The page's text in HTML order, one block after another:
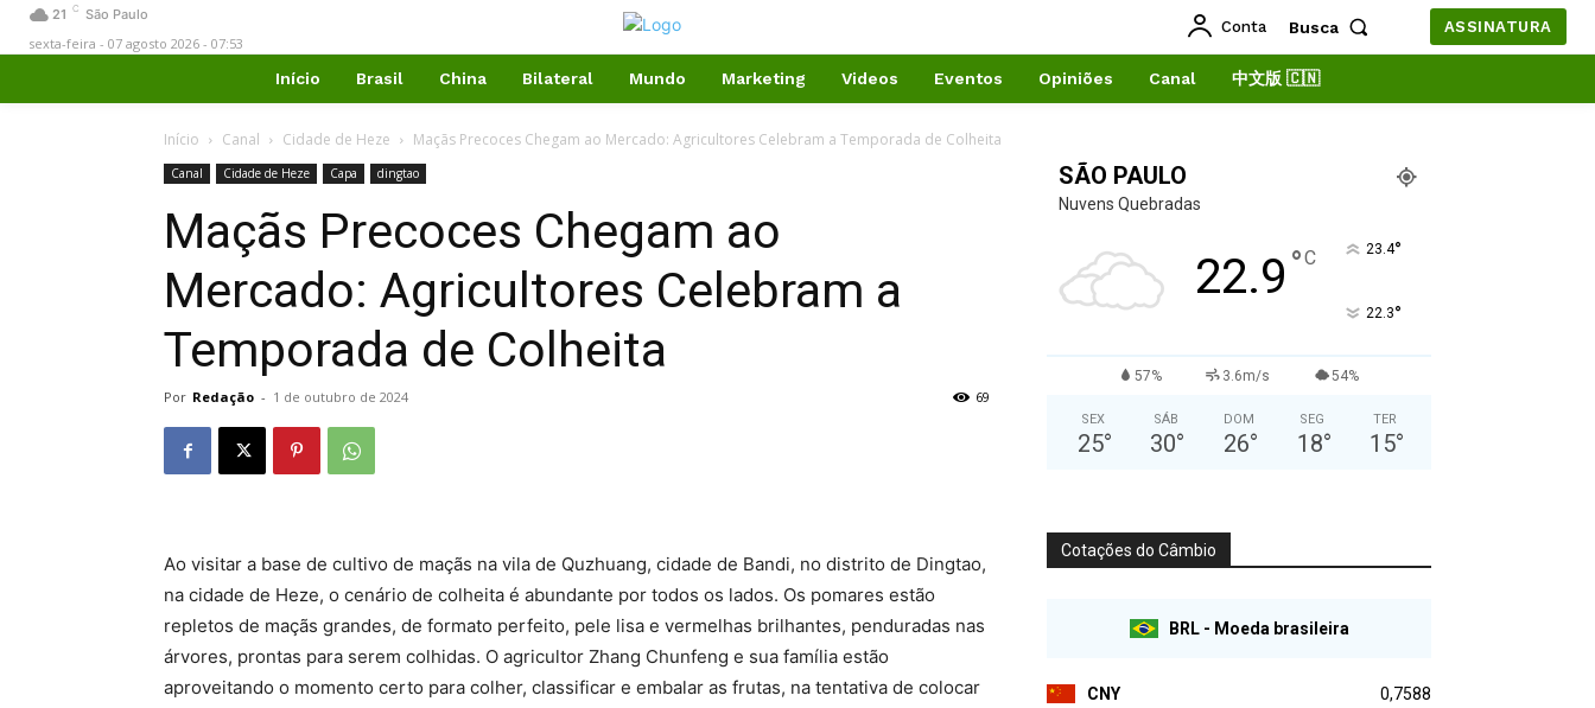
21 C São Paulo
sexta-feira - 07 agosto 2026 - 07:53
Conta Busca ASSINATURA
Início Brasil China Bilateral Mundo Marketing Videos Eventos Opiniões Canal 中文版 🇨🇳
Início Canal Cidade de Heze Maçãs Precoces Chegam ao Mercado: Agricultores Celebram a Temporada de Colheita
Canal Cidade de Heze Capa dingtao
Maçãs Precoces Chegam ao
Mercado: Agricultores Celebram a
Temporada de Colheita
Por Redação - 1 de outubro de 2024 69
Ao visitar a base de cultivo de maçãs na vila de Quzhuang, cidade de Bandi, no distrito de Dingtao,
na cidade de Heze, o cenário de colheita é abundante por todos os lados. Os pomares estão
repletos de maçãs grandes, de formato perfeito, pele lisa e vermelhas brilhantes, penduradas nas
árvores, prontas para serem colhidas. O agricultor Zhang Chunfeng e sua família estão
aproveitando o momento certo para colher, classificar e embalar as frutas, na tentativa de colocar
SÃO PAULO
Nuvens Quebradas
22.9 °C 23.4°
22.3°
57% 3.6m/s 54%
SEX
25°
SÁB
30°
DOM
26°
SEG
18°
TER
15°
Cotações do Câmbio
BRL - Moeda brasileira
CNY 0,7588